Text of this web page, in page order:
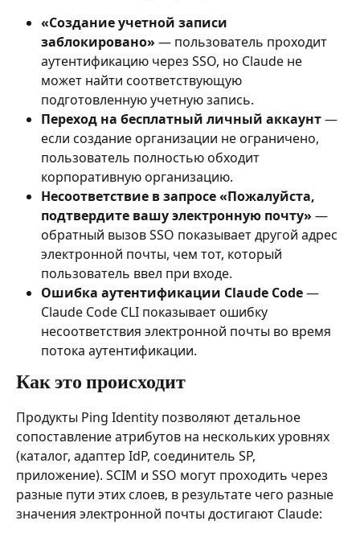
«Создание учетной записи
заблокировано» — пользователь проходит
аутентификацию через SSO, но Claude не
может найти соответствующую
подготовленную учетную запись.
Переход на бесплатный личный аккаунт —
если создание организации не ограничено,
пользователь полностью обходит
корпоративную организацию.
Несоответствие в запросе «Пожалуйста,
подтвердите вашу электронную почту» —
обратный вызов SSO показывает другой адрес
электронной почты, чем тот, который
пользователь ввел при входе.
Ошибка аутентификации Claude Code —
Claude Code CLI показывает ошибку
несоответствия электронной почты во время
потока аутентификации.
Как это происходит
Продукты Ping Identity позволяют детальное
сопоставление атрибутов на нескольких уровнях
(каталог, адаптер IdP, соединитель SP,
приложение). SCIM и SSO могут проходить через
разные пути этих слоев, в результате чего разные
значения электронной почты достигают Claude: